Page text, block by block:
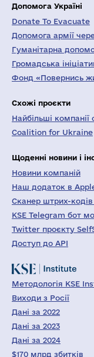
Допомога Україні
Donate To Evacuate
Допомога армії
Гуманітарна
Громадська
Фонд «Повернись
Схожі проєкти
Найбільші компанії
Coalition for Ukraine
Щоденні новини і
Новини компаній
Наш додаток в
Сканер штрих-кодів
KSE Telegram бот
Twitter проєкту
Доступ до API
Методологія KSE
Виходи з Росії
Дані за 2022
Дані за 2023
Дані за 2024
$170 млрд збитків